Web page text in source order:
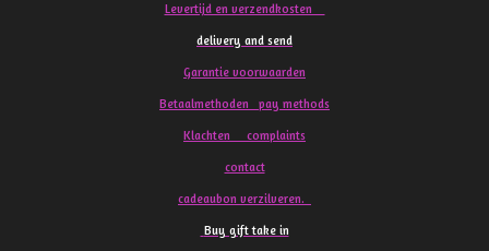
Levertijd en verzendkosten
delivery and send
Garantie voorwaarden
Betaalmethoden pay methods
Klachten complaints
contact
cadeaubon verzilveren.
Buy gift take in